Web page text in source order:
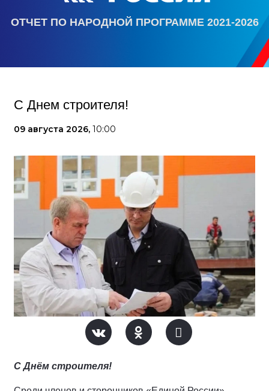
ОТЧЕТ ПО НАРОДНОЙ ПРОГРАММЕ 2021-2026
С Днем строителя!
09 августа 2026, 10:00
С Днём строителя!